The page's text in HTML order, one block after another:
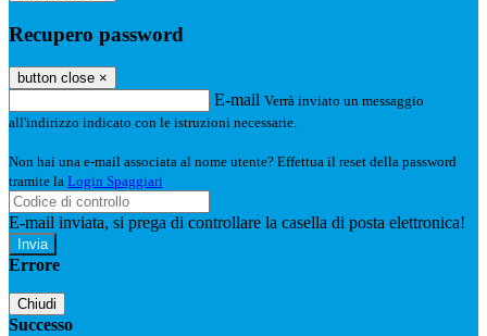
Recupero password
button close ×
E-mail Verrà inviato un messaggio
all'indirizzo indicato con le istruzioni necessarie.
Non hai una e-mail associata al nome utente? Effettua il reset della password
tramite la Login Spaggiari
E-mail inviata, si prega di controllare la casella di posta elettronica!
Errore
Chiudi
Successo